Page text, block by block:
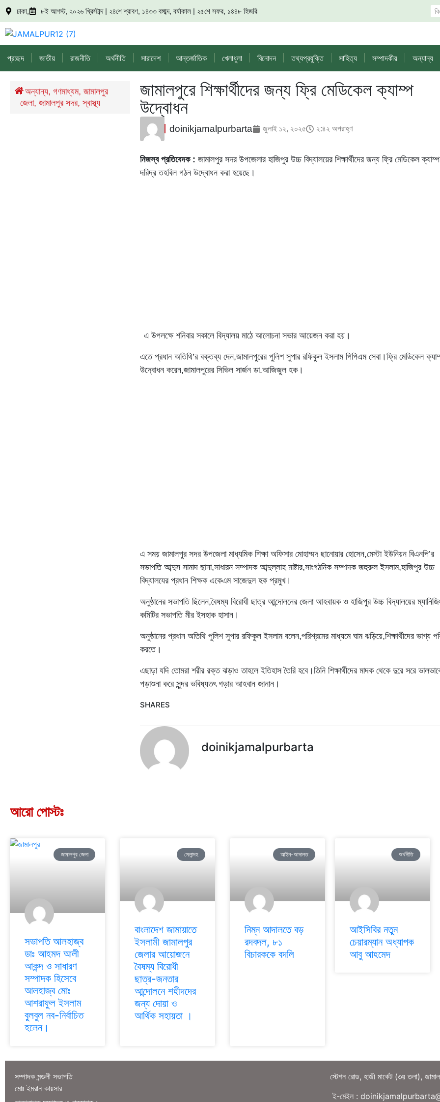
ঢাকা, ৮ই আগস্ট, ২০২৬ খ্রিস্টাব্দ | ২৪শে শ্রাবণ, ১৪৩৩ বঙ্গাব্দ, বর্ষাকাল | ২৫শে সফর, ১৪৪৮ হিজরি
প্রচ্ছদ জাতীয় রাজনীতি অর্থনীতি সারাদেশ আন্তর্জাতিক খেলাধুলা বিনোদন তথ্যপ্রযুক্তি সাহিত্য সম্পাদকীয় অন্যান্য
/অন্যান্য,গণমাধ্যম,জামালপুর
জেলা,জামালপুর সদর,স্বাস্থ্য
জামালপুরে শিক্ষার্থীদের জন্য ফ্রি মেডিকেল ক্যাম্প
উদ্বোধন
doinikjamalpurbarta জুলাই ১২, ২০২৫ ২:৪২ অপরাহ্ণ
নিজস্ব প্রতিবেদক : জামালপুর সদর উপজেলার হাজিপুর উচ্চ বিদ্যালয়ের শিক্ষার্থীদের জন্য ফ্রি মেডিকেল
দরিদ্র তহবিল গঠন উদ্বোধন করা হয়েছে।
এ উপলক্ষে শনিবার সকালে বিদ্যালয় মাঠে আলোচনা সভার আয়েজন করা হয়।
এতে প্রধান অতিথি’র বক্তব্য দেন,জামালপুরের পুলিশ সুপার রফিকুল ইসলাম পিপিএম সেবা।ফ্রি মেডিকেল
উদ্বোধন করেন,জামালপুরের সিভিল সার্জন ডা.আজিজুল হক।
এ সময় জামালপুর সদর উপজেলা মাধ্যমিক শিক্ষা অফিসার মোহাম্মদ ছানোয়ার হোসেন,মেস্টা ইউনিয়ন বিএনপি’র
সভাপতি আব্দুস সামাদ ছানা,সাধারন সম্পাদক আব্দুল্লাহ মাষ্টার,সাংগঠনিক সম্পাদক জহুরুল ইসলাম,হাজিপুর উচ্চ
বিদ্যালযের প্রধান শিক্ষক একেএম সাজেদুল হক প্রমুখ।
অনুষ্ঠানের সভাপতি ছিলেন,বৈষম্য বিরোধী ছাত্র আন্দোলনের জেলা আহবায়ক ও হাজিপুর উচ্চ বিদ্যালয়ের
কমিটির সভাপতি মীর ইসহাক হাসান।
অনুষ্ঠানের প্রধান অতিথি পুলিশ সুপার রফিকুল ইসলাম বলেন,পরিশ্রমের মাধ্যমে ঘাম ঝড়িয়ে,শিক্ষার্থীদের ভাগ্য
করতে।
এছাড়া যদি তোমরা শরীর রক্ত ঝড়াও তাহলে ইতিহাস তৈরি হবে।তিনি শিক্ষার্থীদের মাদক থেকে দুরে সরে
পড়াশুনা করে সুন্দর ভবিষ্যতৎ গড়ার আহবান জানান।
SHARES
doinikjamalpurbarta
আরো পোস্টঃ
জামালপুর জেলা
সভাপতি আলহাজ্ব
ডাঃ আহমদ আলী
আকন্দ ও সাধারণ
সম্পাদক হিসেবে
আলহাজ্ব মোঃ
আশরাফুল ইসলাম
বুলবুল নব-নির্বাচিত
হলেন।
মেলান্দহ
বাংলাদেশ জামায়াতে
ইসলামী জামালপুর
জেলার আয়োজনে
বৈষম্য বিরোধী
ছাত্র-জনতার
আন্দোলনে শহীদদের
জন্য দোয়া ও
আর্থিক সহায়তা ।
আইন-আদালত
নিম্ন আদালতে বড়
রদবদল, ৮১
বিচারককে বদলি
অর্থনীতি
আইসিবির নতুন
চেয়ারম্যান অধ্যাপক
আবু আহমেদ
সম্পাদক মন্ডলী সভাপতি
মোঃ ইমরান কায়সার
স্টেশন রোড, হাজী মার্কেট (৩য় তলা),
ই-মেইল :